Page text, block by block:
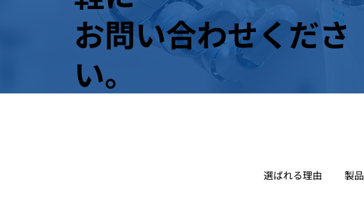
お問い合わせくださ
い。
選ばれる理由 製品